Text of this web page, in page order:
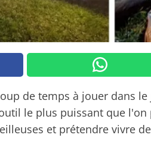
de temps à jouer dans
le plus puissant que l'on
et prétendre vivre